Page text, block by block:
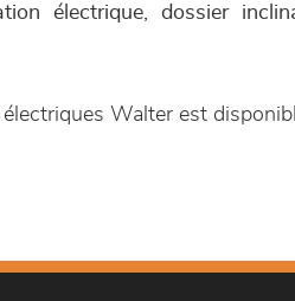
électrique, dossier
Walter est